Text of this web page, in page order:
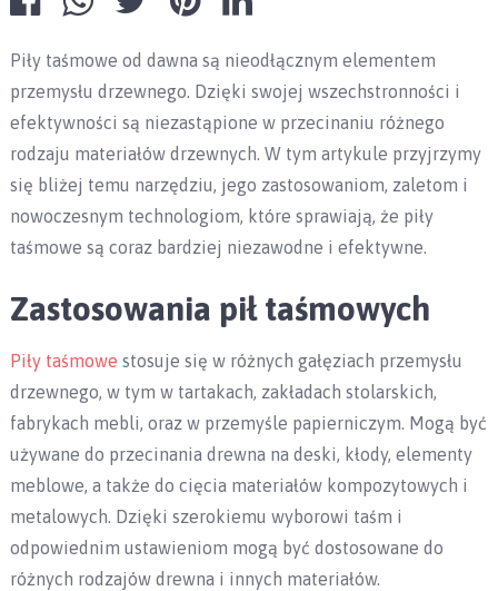
Piły taśmowe od dawna są nieodłącznym elementem
przemysłu drzewnego. Dzięki swojej wszechstronności i
efektywności są niezastąpione w przecinaniu różnego
rodzaju materiałów drzewnych. W tym artykule przyjrzymy
się bliżej temu narzędziu, jego zastosowaniom, zaletom i
nowoczesnym technologiom, które sprawiają, że piły
taśmowe są coraz bardziej niezawodne i efektywne.
Zastosowania pił taśmowych
Piły taśmowe stosuje się w różnych gałęziach przemysłu
drzewnego, w tym w tartakach, zakładach stolarskich,
fabrykach mebli, oraz w przemyśle papierniczym. Mogą być
używane do przecinania drewna na deski, kłody, elementy
meblowe, a także do cięcia materiałów kompozytowych i
metalowych. Dzięki szerokiemu wyborowi taśm i
odpowiednim ustawieniom mogą być dostosowane do
różnych rodzajów drewna i innych materiałów.